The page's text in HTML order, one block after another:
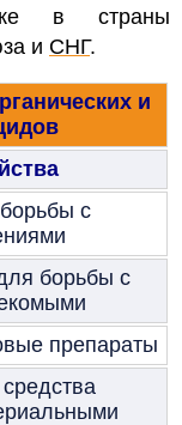
в страны
и СНГ.
и
с
борьбы с
препараты